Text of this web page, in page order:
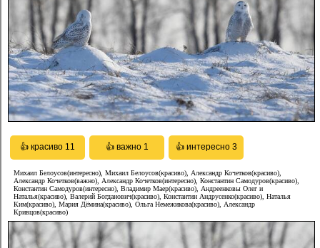
Михаил Белоусов(интересно), Михаил Белоусов(красиво), Александр Кочетков(красиво),
Александр Кочетков(важно), Александр Кочетков(интересно), Константин Самодуров(красиво),
Константин Самодуров(интересно), Владимир Маер(красиво), Андреенковы Олег и
Наталья(красиво), Валерий Богданович(красиво), Константин Андрусенко(красиво), Наталья
Ким(красиво), Мария Дёмина(красиво), Ольга Немежикова(красиво), Александр
Кривцов(красиво)